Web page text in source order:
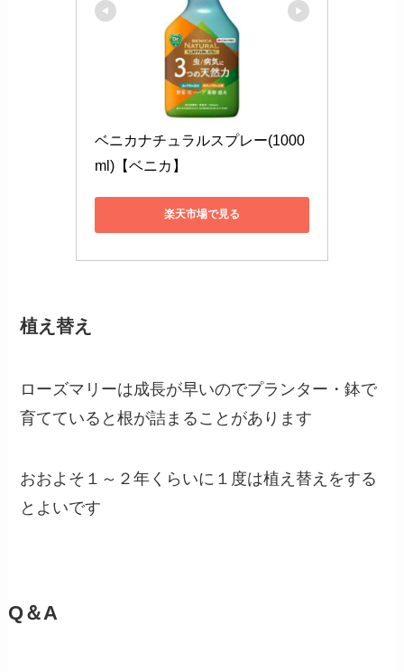
ベニカナチュラルスプレー(1000
ml)【ベニカ】
楽天市場で見る
植え替え
ローズマリーは成長が早いのでプランター・鉢で
育てていると根が詰まることがあります
おおよそ１～２年くらいに１度は植え替えをする
とよいです
Q＆A